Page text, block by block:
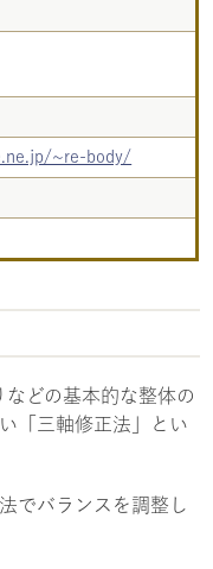
~re-body/
どの基本的な整体の
「三軸修正法」とい
でバランスを調整し